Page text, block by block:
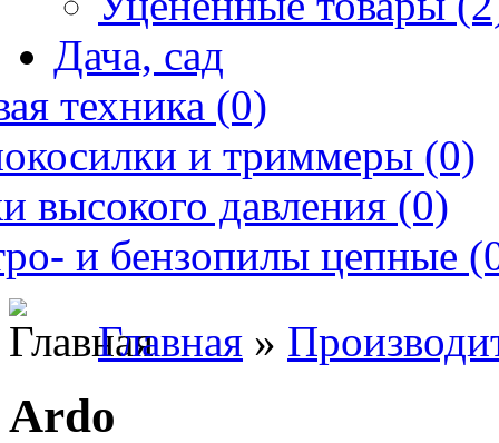
Дача, сад
техника (0)
и триммеры (0)
высокого давления (0)
и бензопилы цепные
Главная »
Ardo